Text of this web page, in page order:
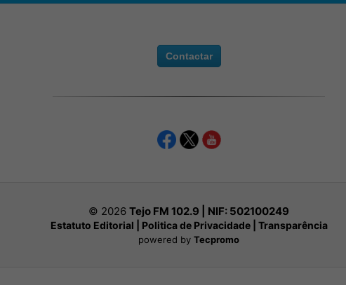
Contactar
© 2026 Tejo FM 102.9 | NIF: 502100249
Estatuto Editorial Politica de Privacidade| Transparência
powered by Tecpromo